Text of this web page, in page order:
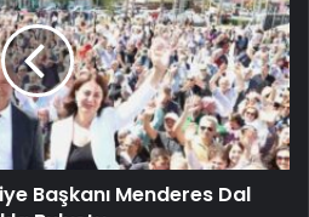
Başkanı Menderes Dal